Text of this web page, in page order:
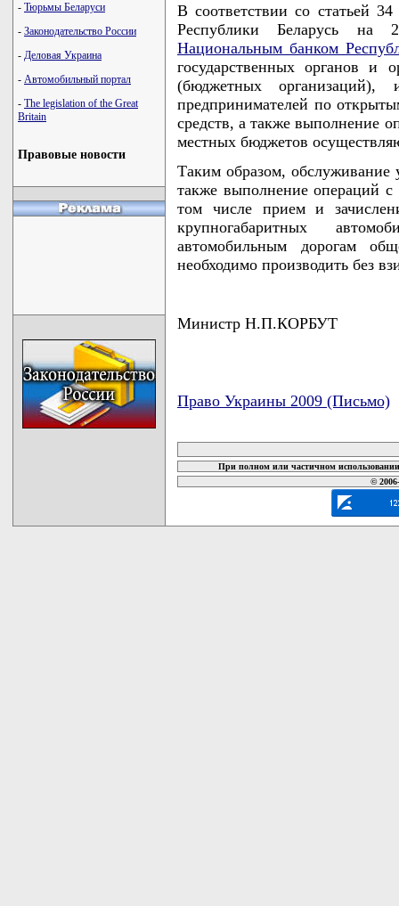
- Тюрьмы Беларуси
- Законодательство России
- Деловая Украина
- Автомобильный портал
- The legislation of the Great
Britain
Правовые новости
В соответствии со статьей
Республики Беларусь на
Национальным банком
государственных органов и
(бюджетных организаций),
предпринимателей по
средств, а также выполнение
местных бюджетов
Таким образом, обслуживание
также выполнение операций
том числе прием и
крупногабаритных
автомобильным дорогам
необходимо производить без
Министр Н.П.КОРБУТ
Право Украины 2009 (Письмо)
При полном или частичном
©